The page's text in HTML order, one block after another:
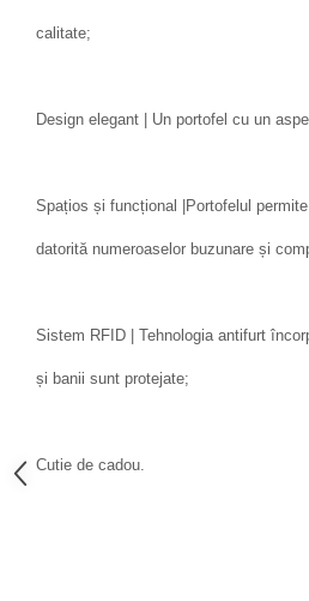
calitate;
Design elegant | Un portofel cu un
Spațios și funcțional |Portofelul
datorită numeroaselor buzunare și
Sistem RFID | Tehnologia antifurt
și banii sunt protejate;
Cutie de cadou.